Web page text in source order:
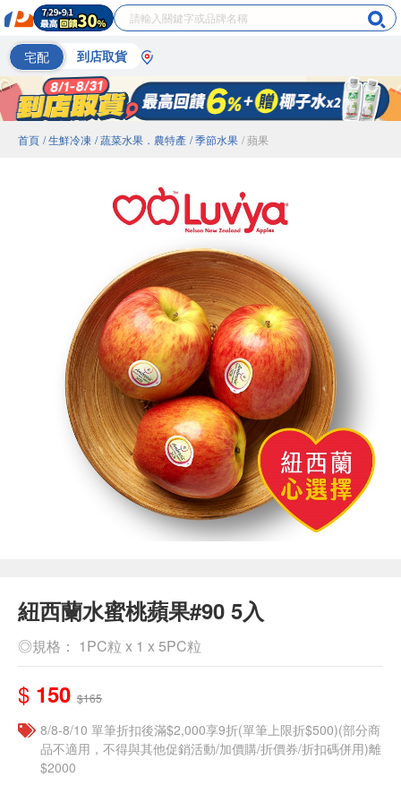
宅配 到店取貨
首頁 / 生鮮冷凍 / 蔬菜水果．農特產 / 季節水果 / 蘋果
紐西蘭水蜜桃蘋果#90 5入
◎規格： 1PC粒 x 1 x 5PC粒
$ 150 $165
8/8-8/10 單筆折扣後滿$2,000享9折(單筆上限折$500)(部分商
品不適用，不得與其他促銷活動/加價購/折價券/折扣碼併用)離
$2000